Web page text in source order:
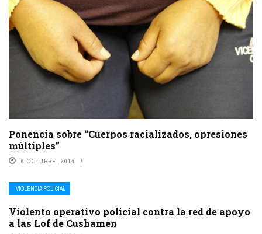
Ponencia sobre “Cuerpos racializados, opresiones
múltiples”
6 OCTUBRE, 2014
VIOLENCIA POLICIAL
Violento operativo policial contra la red de apoyo
a las Lof de Cushamen